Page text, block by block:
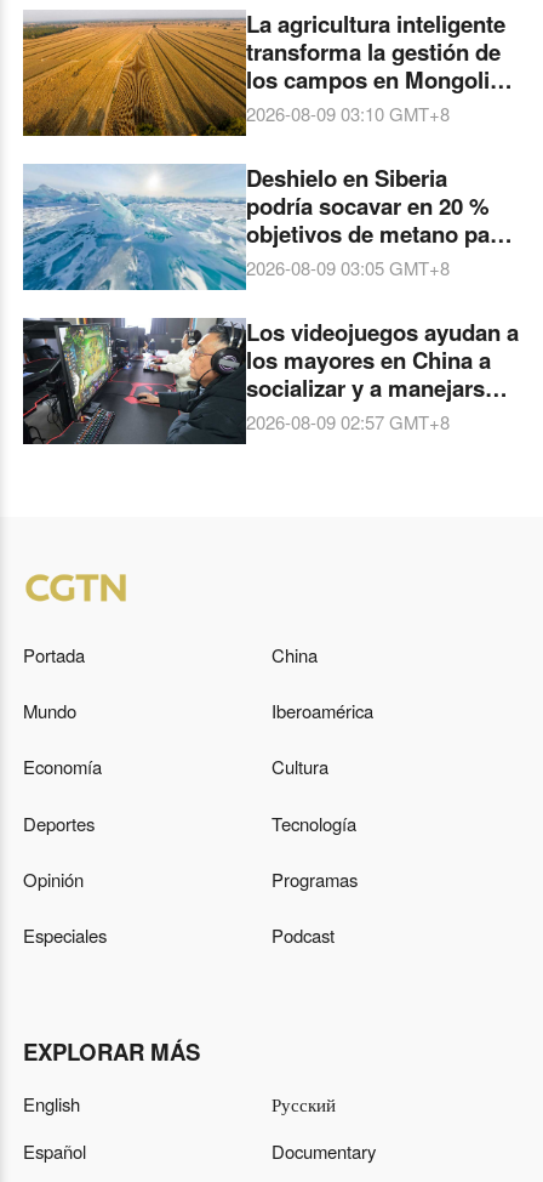
La agricultura inteligente
transforma la gestión de
los campos en Mongolia
Interior
2026-08-09 03:10GMT+8
Deshielo en Siberia
podría socavar en 20 %
objetivos de metano para
2050, advierte estudio
2026-08-09 03:05GMT+8
Los videojuegos ayudan a
los mayores en China a
socializar y a manejarse
en el mundo digital
2026-08-09 02:57GMT+8
Portada China
Mundo Iberoamérica
Economía Cultura
Deportes Tecnología
Opinión Programas
Especiales Podcast
EXPLORAR MÁS
English
Español
Русский
Documentary